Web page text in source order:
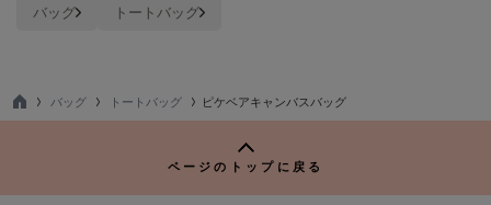
poláura
バッグ トートバッグ
TO
バッグ トートバッグ ピケベアキャンバスバッグ
ページのトップに戻る